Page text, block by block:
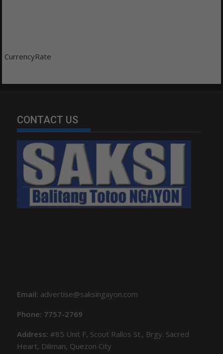
CurrencyRate
CONTACT US
Email: advertise@saksingayon.com
Phone: 7757-2769
Address:#85 Unit F, Scout Rallos St., Brgy. Sacred
Heart, Diliman, Quezon City